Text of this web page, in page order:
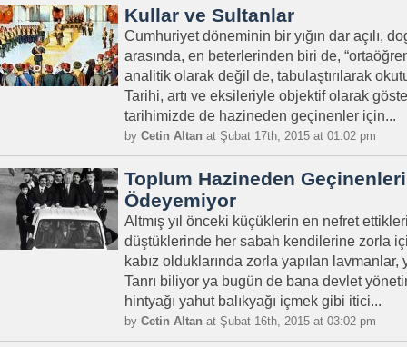
Kullar ve Sultanlar
Cumhuriyet döneminin bir yığın dar açılı,
arasında, en beterlerinden biri de,
analitik olarak değil de, tabulaştırılarak
Tarihi, artı ve eksileriyle objektif olarak
tarihimizde de hazineden geçinenler için...
by Cetin Altan at Şubat 17th, 2015 at 01:02 pm
Toplum Hazineden Geçinenleri
Ödeyemiyor
Altmış yıl önceki küçüklerin en nefret
düştüklerinde her sabah kendilerine zorla
kabız olduklarında zorla yapılan
Tanrı biliyor ya bugün de bana devlet
hintyağı yahut balıkyağı içmek gibi itici...
by Cetin Altan at Şubat 16th, 2015 at 03:02 pm